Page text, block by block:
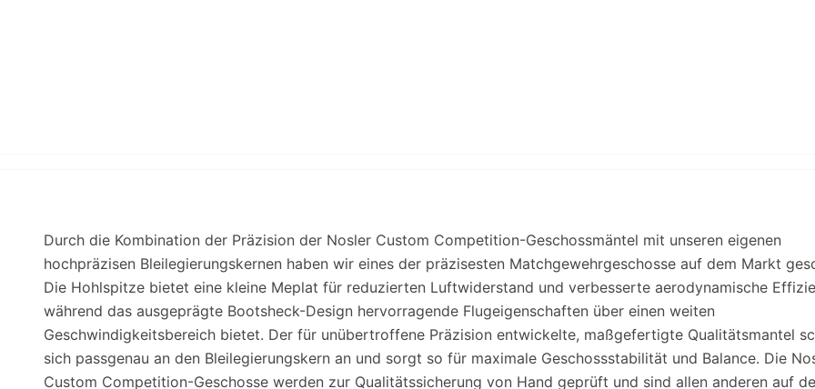
Durch die Kombination der Präzision der Nosler Custom Competition-Geschossmäntel mit unseren eigenen
hochpräzisen Bleilegierungskernen haben wir eines der präzisesten Matchgewehrgeschosse auf dem Markt
Die Hohlspitze bietet eine kleine Meplat für reduzierten Luftwiderstand und verbesserte aerodynamische
während das ausgeprägte Bootsheck-Design hervorragende Flugeigenschaften über einen weiten
Geschwindigkeitsbereich bietet. Der für unübertroffene Präzision entwickelte, maßgefertigte Qualitätsmantel
sich passgenau an den Bleilegierungskern an und sorgt so für maximale Geschossstabilität und Balance. Die
Custom Competition-Geschosse werden zur Qualitätssicherung von Hand geprüft und sind allen anderen auf